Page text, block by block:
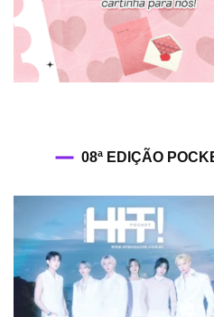
08ª EDIÇÃO